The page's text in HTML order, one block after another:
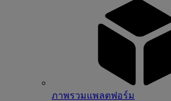
ภาพรวมแพลตฟอร์ม